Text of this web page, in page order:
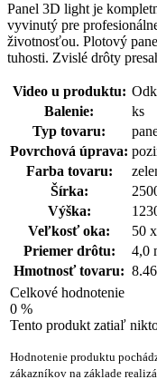
Panel 3D light je
vyvinutý pre
životnosťou. Plotový
tuhosti. Zvislé drôty
Video u produktu:
Balenie:
ks
Typ tovaru:
Povrchová úprava:
Farba tovaru:
Šírka:
Výška:
Veľkosť oka:
50
Priemer drôtu:
4,0
Hmotnosť tovaru:
Celkové hodnotenie
0 %
Tento produkt zatiaľ
Hodnotenie produktu
zákazníkov na základe